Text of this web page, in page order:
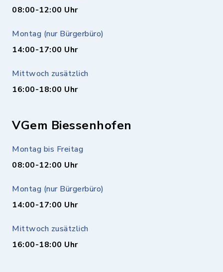
08:00-12:00 Uhr
Montag (nur Bürgerbüro)
14:00-17:00 Uhr
Mittwoch zusätzlich
16:00-18:00 Uhr
VGem Biessenhofen
Montag bis Freitag
08:00-12:00 Uhr
Montag (nur Bürgerbüro)
14:00-17:00 Uhr
Mittwoch zusätzlich
16:00-18:00 Uhr